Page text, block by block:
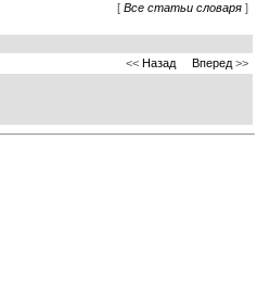
[ Все статьи словаря ]
<< Назад Вперед >>